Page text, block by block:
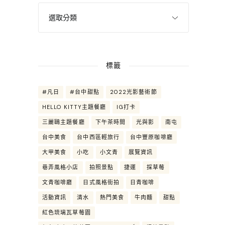
標籤
#凡日 #台中甜點 2022光影藝術節
HELLO KITTY主題餐廳 IG打卡
三麗鷗主題餐廳 下午茶時間 光與影 南屯
台中美食 台中西區輕旅行 台中豐原咖啡廳
大甲美食 小吃 小文青 展覽資訊
巷弄風格小店 拍照景點 捷運 採草莓
文青咖啡廳 日式風格街拍 日青咖啡
活動資訊 清水 熱門美食 牛肉麵 甜點
紅色琉璃瓦草莓園